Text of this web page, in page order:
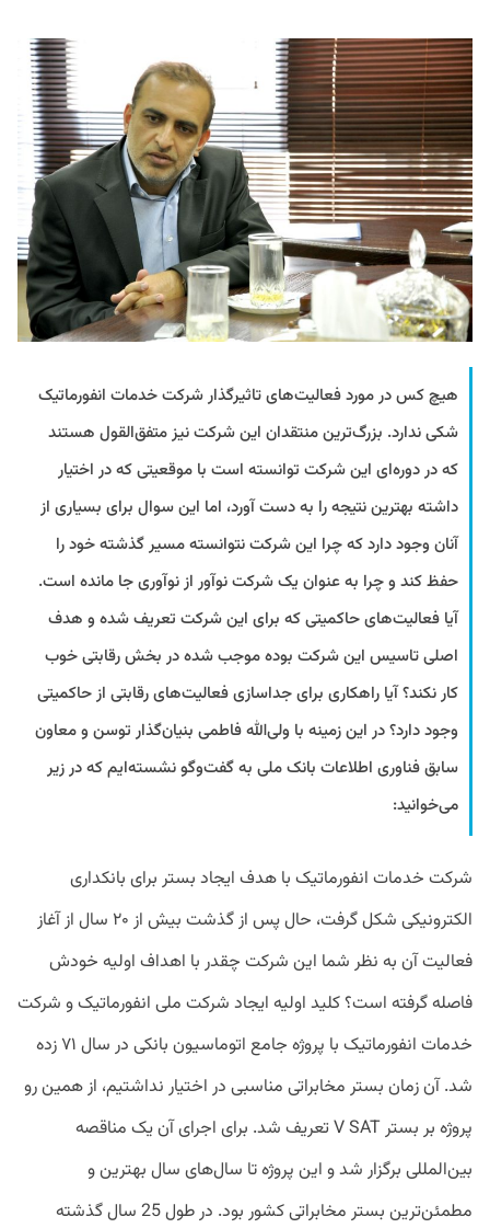
هیچ‌ کس در مورد فعالیت‌های تاثیرگذار شرکت‌ خدمات انفورماتیک
شکی ندارد. بزرگ‌ترین منتقدان این شرکت نیز متفق‌القول هستند
که در دوره‌ای این شرکت توانسته ‌است با موقعیتی که در اختیار
داشته بهترین نتیجه را به دست آورد، اما این سوال برای بسیاری از
آنان وجود دارد که چرا این شرکت نتوانسته مسیر گذشته خود را
حفظ کند و چرا به عنوان یک شرکت نوآور از نوآوری جا مانده است.
آیا فعالیت‌های حاکمیتی که برای این شرکت تعریف شده و هدف
اصلی تاسیس این شرکت بوده موجب شده در بخش رقابتی خوب
کار نکند؟ آیا راهکاری برای جداسازی فعالیت‌های رقابتی از حاکمیتی
وجود دارد؟ در این زمینه با ولی‌الله فاطمی بنیان‌گذار توسن و معاون
سابق فناوری اطلاعات بانک ملی به‌ گفت‌وگو نشسته‌ایم که در زیر
می‌خوانید:
شرکت خدمات انفورماتیک با هدف ایجاد بستر برای بانکداری
الکترونیکی شکل گرفت، حال پس از گذشت بیش از ۲۰ سال از آغاز
فعالیت آن به نظر شما این شرکت چقدر با اهداف اولیه خودش
فاصله گرفته است؟ کلید اولیه ایجاد شرکت ملی انفورماتیک و شرکت
خدمات انفورماتیک با پروژه جامع اتوماسیون بانکی در سال ۷۱ زده
شد. آن زمان بستر مخابراتی مناسبی در اختیار نداشتیم، از همین رو
پروژه بر بستر V SAT تعریف شد. برای اجرای آن یک مناقصه
بین‌المللی برگزار شد و این پروژه تا سال‌های سال بهترین و
مطمئن‌ترین بستر مخابراتی کشور بود. در طول 25 سال گذشته